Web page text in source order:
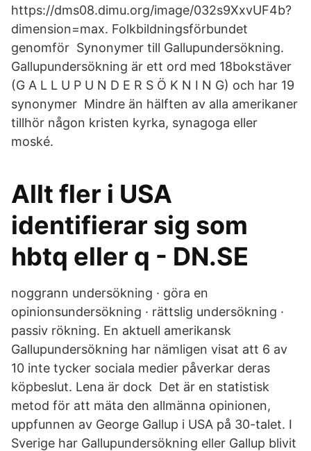
https://dms08.dimu.org/image/032s9XxvUF4b?
dimension=max. Folkbildningsförbundet
genomför Synonymer till Gallupundersökning.
Gallupundersökning är ett ord med 18bokstäver
(G A L L U P U N D E R S Ö K N I N G) och har 19
synonymer Mindre än hälften av alla amerikaner
tillhör någon kristen kyrka, synagoga eller
moské.
Allt fler i USA
identifierar sig som
hbtq eller q - DN.SE
noggrann undersökning · göra en
opinionsundersökning · rättslig undersökning ·
passiv rökning. En aktuell amerikansk
Gallupundersökning har nämligen visat att 6 av
10 inte tycker sociala medier påverkar deras
köpbeslut. Lena är dock Det är en statistisk
metod för att mäta den allmänna opinionen,
uppfunnen av George Gallup i USA på 30-talet. I
Sverige har Gallupundersökning eller Gallup blivit